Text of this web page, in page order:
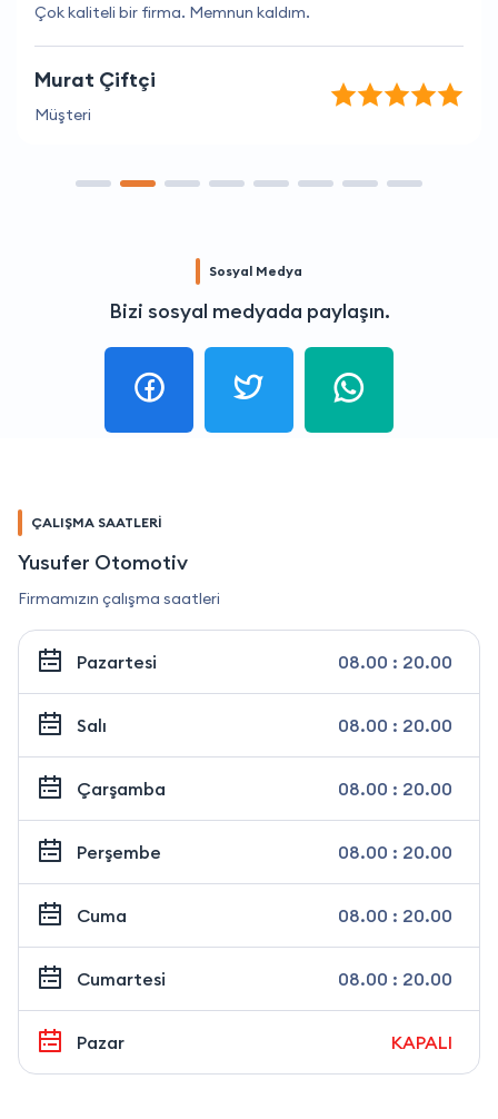
Çok kaliteli bir firma. Memnun kaldım.
Murat Çiftçi
Müşteri
Sosyal Medya
Bizi sosyal medyada paylaşın.
ÇALIŞMA SAATLERİ
Yusufer Otomotiv
Firmamızın çalışma saatleri
Pazartesi 08.00 : 20.00
Salı 08.00 : 20.00
Çarşamba 08.00 : 20.00
Perşembe 08.00 : 20.00
Cuma 08.00 : 20.00
Cumartesi 08.00 : 20.00
Pazar KAPALI